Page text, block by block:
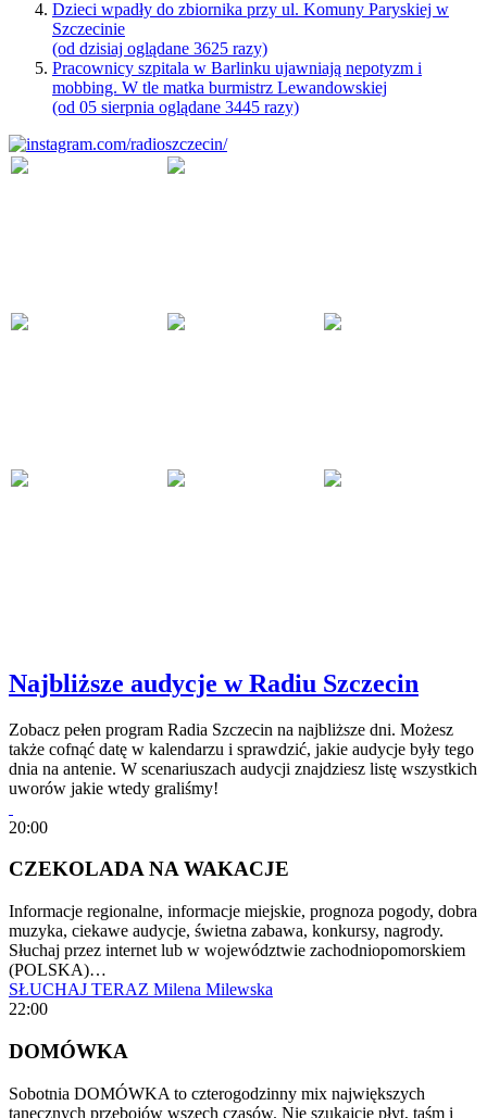
Dzieci wpadły do zbiornika przy ul. Komuny Paryskiej w
Szczecinie
(od dzisiaj oglądane 3625 razy)
Pracownicy szpitala w Barlinku ujawniają nepotyzm i
mobbing. W tle matka burmistrz Lewandowskiej
(od 05 sierpnia oglądane 3445 razy)
Najbliższe audycje w Radiu Szczecin
Zobacz pełen program Radia Szczecin na najbliższe dni. Możesz
także cofnąć datę w kalendarzu i sprawdzić, jakie audycje były tego
dnia na antenie. W scenariuszach audycji znajdziesz listę wszystkich
uworów jakie wtedy graliśmy!
20:00
CZEKOLADA NA WAKACJE
Informacje regionalne, informacje miejskie, prognoza pogody, dobra
muzyka, ciekawe audycje, świetna zabawa, konkursy, nagrody.
Słuchaj przez internet lub w województwie zachodniopomorskiem
(POLSKA)…
SŁUCHAJ TERAZ Milena Milewska
22:00
DOMÓWKA
Sobotnia DOMÓWKA to czterogodzinny mix największych
tanecznych przebojów wszech czasów. Nie szukajcie płyt, taśm i